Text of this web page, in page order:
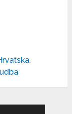
,
udba